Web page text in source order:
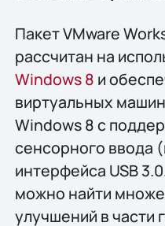
Пакет VMware
рассчитан на
Windows 8 и
виртуальных
Windows 8 с
сенсорного ввода
интерфейса USB
можно найти
улучшений в части